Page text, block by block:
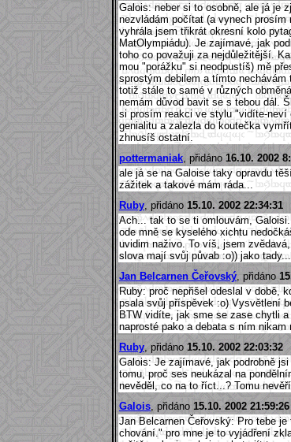
Galois: neber si to osobně, ale já je
nezvládám počítat (a vynech
vyhrála jsem třikrát okresní kolo
MatOlympiádu). Je zajímavé, jak
toho co považuji za nejdůležitější.
mou "porážku" si neodpustíš) mě
sprostým debilem a tímto
totiž stále to samé v různých
nemám důvod bavit se s tebou dál.
si prosím reakci ve stylu "vidíte-neví
genialitu a zalezla do koutečka
zhnusíš ostatní.
pottermaniak , přidáno 16.10. 2002
ale já se na Galoise taky opravdu
zážitek a takové mám ráda...
Ruby , přidáno 15.10. 2002 22:34:31
Ach... tak to se ti omlouvám,
ode mně se kyselého xichtu
uvidim naživo. To víš, jsem
slova mají svůj půvab :o)) jako tady...
Jan Belcarnen Čeřovský , přidáno
Ruby: proč nepřišel odeslal v době,
psala svůj příspěvek :o) Vysvětlení
BTW vidíte, jak sme se zase chytli
naprosté pako a debata s ním nikam
Ruby , přidáno 15.10. 2002 22:03:32
Galois: Je zajímavé, jak podrobně
tomu, proč ses neukázal na
nevěděl, co na to říct...? Tomu
Galois , přidáno 15.10. 2002 21:59:26
Jan Belcarnen Čeřovský: Pro tebe
chování." pro mne je to vyjádření